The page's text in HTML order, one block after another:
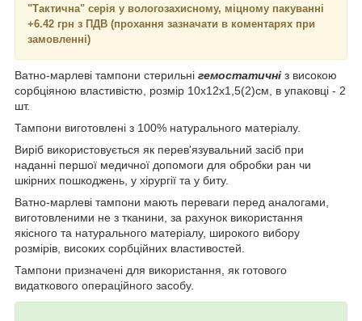
"Тактична" серія у вологозахисному, міцному пакуванні
+6.42 грн з ПДВ (прохання зазначати в коментарях при
замовленні)
Ватно-марлеві тампони стерильні гемостатичні з високою
сорбціяною властивістю, розмір 10х12х1,5(2)см, в упаковці - 2
шт.
Тампони виготовлені з 100% натурального матеріалу.
Виріб використовується як перев'язувальний засіб при
наданні першої медичної допомоги для обробки ран чи
шкірних пошкоджень, у хірургії та у биту.
Ватно-марлеві тампони мають переваги перед аналогами,
виготовленими не з тканини, за рахунок використання
якісного та натурального матеріалу, широкого вибору
розмірів, високих сорбційних властивостей.
Тампони призначені для використання, як готового
видаткового операційного засобу.